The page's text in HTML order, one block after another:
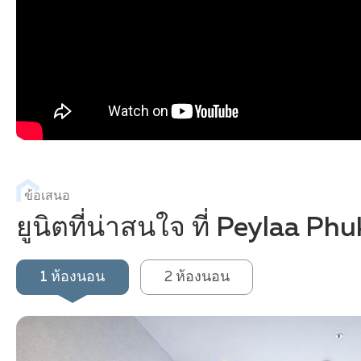
ข้อเสนอ
ยูนิตที่น่าสนใจ ที่ Peylaa
1 ห้องนอน 2 ห้องนอน